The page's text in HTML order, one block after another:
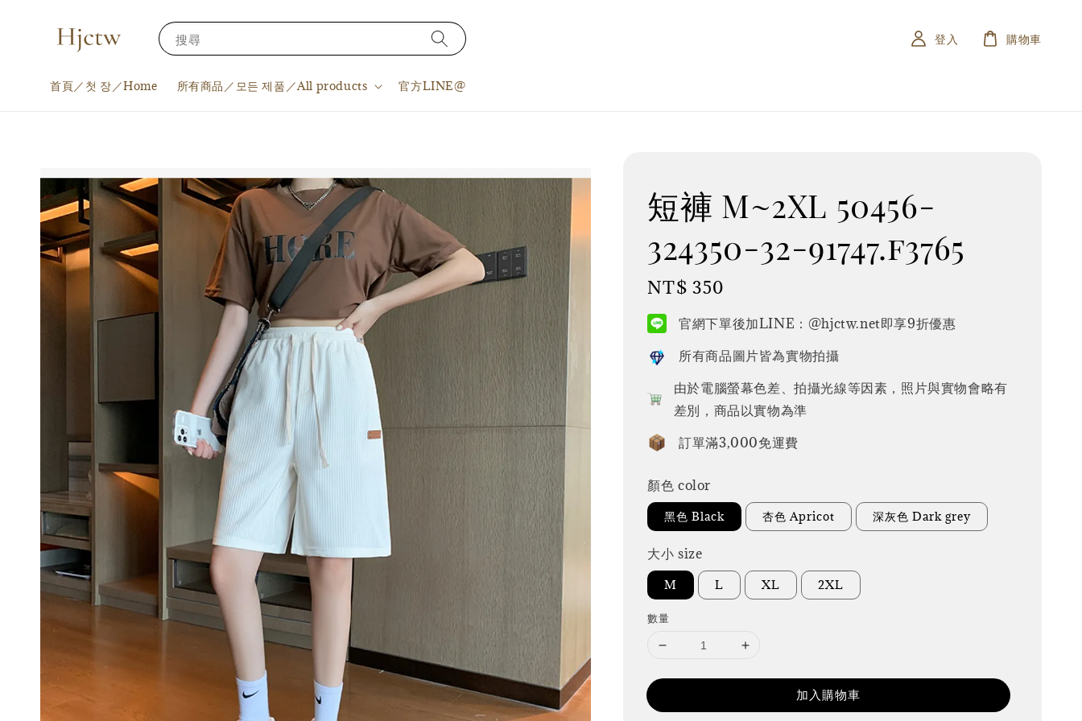
搜尋
首頁／첫 장／Home 所有商品／모든 제품／All products 官方LINE@
登入 購物車
短褲 M~2XL 50456-
324350-32-91747.f3765
Regular
price
NT$ 350
官網下單後加LINE：@hjctw.net即享9折優惠
所有商品圖片皆為實物拍攝
由於電腦螢幕色差、拍攝光線等因素，照片與實物會略有
差別，商品以實物為準
訂單滿3,000免運費
顏色 color
黑色 Black 杏色 Apricot 深灰色 Dark grey
大小 size
M L XL 2XL
數量
加入購物車